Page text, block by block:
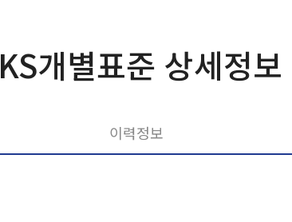
KS개별표준 상세정보
이력정보